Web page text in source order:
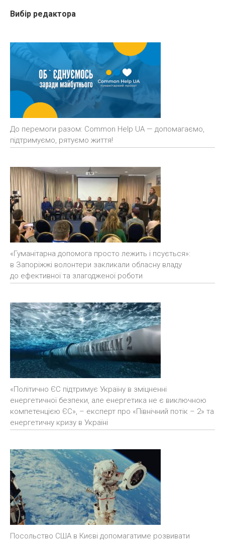
Вибір редактора
До перемоги разом: Common Help UA — допомагаємо,
підтримуємо, рятуємо життя!
«Гуманітарна допомога просто лежить і псується»:
в Запоріжжі волонтери закликали обласну владу
до ефективної та злагодженої роботи
«Політично ЄС підтримує Україну в зміцненні
енергетичної безпеки, але енергетика не є виключною
компетенцією ЄС», – експерт про «Північний потік – 2» та
енергетичну кризу в Україні
Посольство США в Києві допомагатиме розвивати